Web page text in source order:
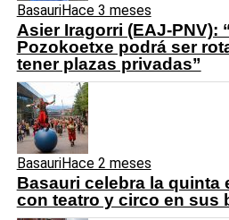
BasauriHace 3 meses
Asier Iragorri (EAJ-PNV):
Pozokoetxe podrá ser
tener plazas privadas”
BasauriHace 2 meses
Basauri celebra la quinta
con teatro y circo en sus